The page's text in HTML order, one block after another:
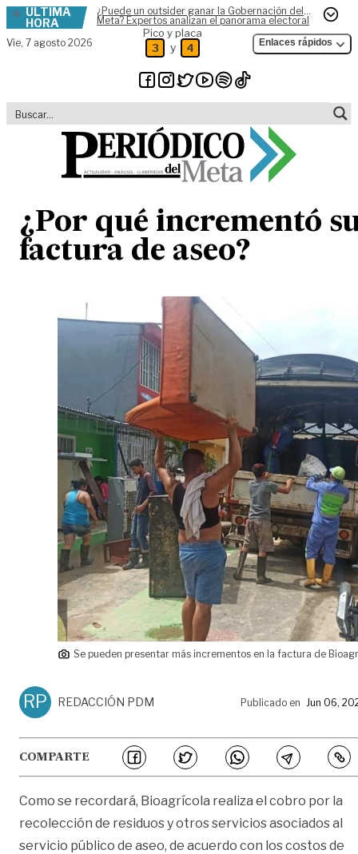
Skip to content
ÚLTIMA
HORA
¿Puede un outsider ganar la Gobernación del
Meta? Expertos analizan el panorama electoral
Vie, 7 agosto 2026
Pico y placa
3 y 4 Enlaces rápidos
¿Por qué incrementó
factura de aseo?
Se pueden presentar más incrementos en la factura de
RP REDACCIÓN PDM Publicado en Jun 06,
COMPARTE
Como se recordará, Bioagrícola realiza el cobro por la
recolección de residuos y otros servicios asociados al
servicio público de aseo, de acuerdo con los costos de